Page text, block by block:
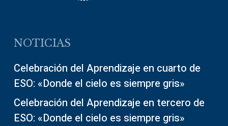
NOTICIAS
Celebración del Aprendizaje en cuarto de
ESO: «Donde el cielo es siempre gris»
Celebración del Aprendizaje en tercero de
ESO: «Donde el cielo es siempre gris»